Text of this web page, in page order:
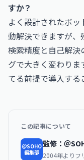
すか？
よく設計されたボ
動解決できますが、
検索精度と自己解決
グで大きく変わりま
てる前提で導入する
この記事について
＠SOHO
編集部
監修：＠
2004年よりフ